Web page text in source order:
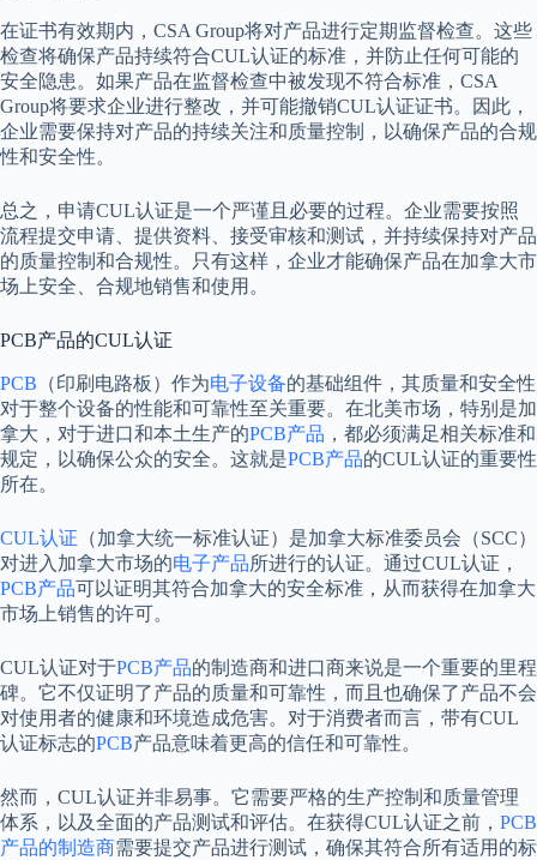
在证书有效期内，CSA Group将对产品进行定期监督检查。这些
检查将确保产品持续符合CUL认证的标准，并防止任何可能的
安全隐患。如果产品在监督检查中被发现不符合标准，CSA
Group将要求企业进行整改，并可能撤销CUL认证证书。因此，
企业需要保持对产品的持续关注和质量控制，以确保产品的合规
性和安全性。
总之，申请CUL认证是一个严谨且必要的过程。企业需要按照
流程提交申请、提供资料、接受审核和测试，并持续保持对产品
的质量控制和合规性。只有这样，企业才能确保产品在加拿大市
场上安全、合规地销售和使用。
PCB产品的CUL认证
PCB （印刷电路板）作为电子设备的基础组件，其质量和安全性
对于整个设备的性能和可靠性至关重要。在北美市场，特别是加
拿大，对于进口和本土生产的PCB产品 ，都必须满足相关标准和
规定，以确保公众的安全。这就是PCB产品的CUL认证的重要性
所在。
CUL认证 （加拿大统一标准认证）是加拿大标准委员会（SCC）
对进入加拿大市场的电子产品所进行的认证。通过CUL认证，
PCB产品可以证明其符合加拿大的安全标准，从而获得在加拿大
市场上销售的许可。
CUL认证对于PCB产品的制造商和进口商来说是一个重要的里程
碑。它不仅证明了产品的质量和可靠性，而且也确保了产品不会
对使用者的健康和环境造成危害。对于消费者而言，带有CUL
认证标志的PCB产品意味着更高的信任和可靠性。
然而，CUL认证并非易事。它需要严格的生产控制和质量管理
体系，以及全面的产品测试和评估。在获得CUL认证之前， PCB
产品的制造商需要提交产品进行测试，确保其符合所有适用的标